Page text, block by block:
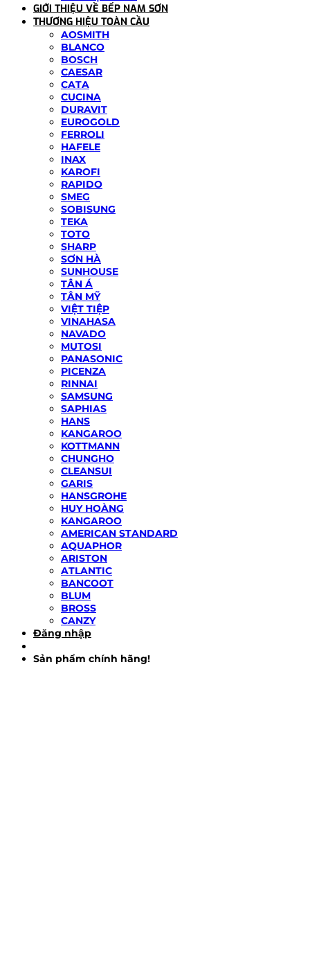
GIỚI THIỆU VỀ BẾP NAM SƠN
THƯƠNG HIỆU TOÀN CẦU
AOSMITH
BLANCO
BOSCH
CAESAR
CATA
CUCINA
DURAVIT
EUROGOLD
FERROLI
HAFELE
INAX
KAROFI
RAPIDO
SMEG
SOBISUNG
TEKA
TOTO
SHARP
SƠN HÀ
SUNHOUSE
TÂN Á
TÂN MỸ
VIỆT TIỆP
VINAHASA
NAVADO
MUTOSI
PANASONIC
PICENZA
RINNAI
SAMSUNG
SAPHIAS
HANS
KANGAROO
KOTTMANN
CHUNGHO
CLEANSUI
GARIS
HANSGROHE
HUY HOÀNG
KANGAROO
AMERICAN STANDARD
AQUAPHOR
ARISTON
ATLANTIC
BANCOOT
BLUM
BROSS
CANZY
Đăng nhập
Sản phẩm chính hãng!